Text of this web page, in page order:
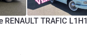
TRAFIC